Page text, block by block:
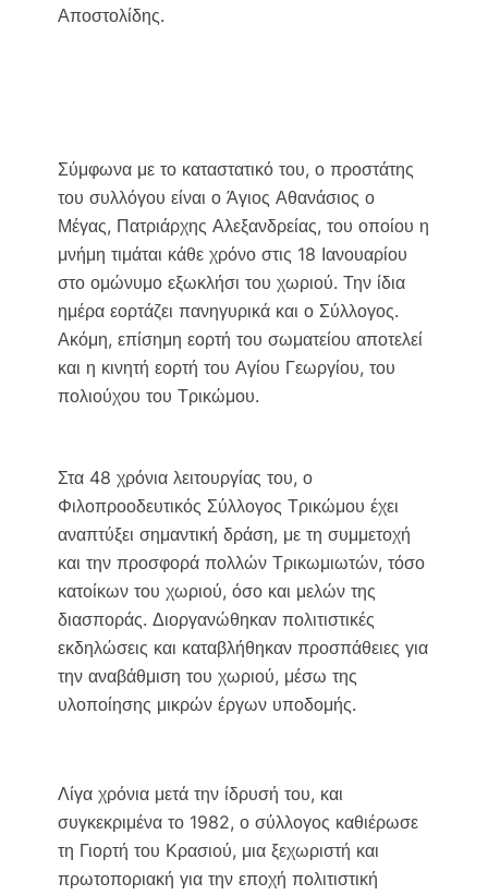
Αποστολίδης.
Σύμφωνα με το καταστατικό του, ο προστάτης
του συλλόγου είναι ο Άγιος Αθανάσιος ο
Μέγας, Πατριάρχης Αλεξανδρείας, του οποίου η
μνήμη τιμάται κάθε χρόνο στις 18 Ιανουαρίου
στο ομώνυμο εξωκλήσι του χωριού. Την ίδια
ημέρα εορτάζει πανηγυρικά και ο Σύλλογος.
Ακόμη, επίσημη εορτή του σωματείου αποτελεί
και η κινητή εορτή του Αγίου Γεωργίου, του
πολιούχου του Τρικώμου.
Στα 48 χρόνια λειτουργίας του, ο
Φιλοπροοδευτικός Σύλλογος Τρικώμου έχει
αναπτύξει σημαντική δράση, με τη συμμετοχή
και την προσφορά πολλών Τρικωμιωτών, τόσο
κατοίκων του χωριού, όσο και μελών της
διασποράς. Διοργανώθηκαν πολιτιστικές
εκδηλώσεις και καταβλήθηκαν προσπάθειες για
την αναβάθμιση του χωριού, μέσω της
υλοποίησης μικρών έργων υποδομής.
Λίγα χρόνια μετά την ίδρυσή του, και
συγκεκριμένα το 1982, ο σύλλογος καθιέρωσε
τη Γιορτή του Κρασιού, μια ξεχωριστή και
πρωτοποριακή για την εποχή πολιτιστική